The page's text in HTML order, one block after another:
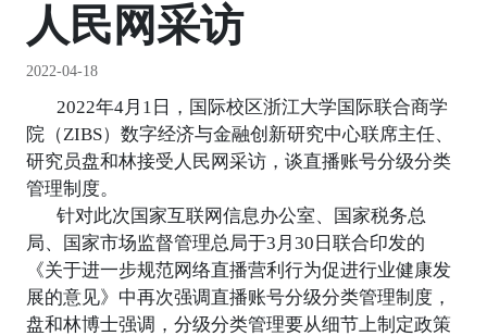
人民网采访
2022-04-18
2022年4月1日，国际校区浙江大学国际联合商学
院（ZIBS）数字经济与金融创新研究中心联席主任、
研究员盘和林接受人民网采访，谈直播账号分级分类
管理制度。
针对此次国家互联网信息办公室、国家税务总
局、国家市场监督管理总局于3月30日联合印发的
《关于进一步规范网络直播营利行为促进行业健康发
展的意见》中再次强调直播账号分级分类管理制度，
盘和林博士强调，分级分类管理要从细节上制定政策